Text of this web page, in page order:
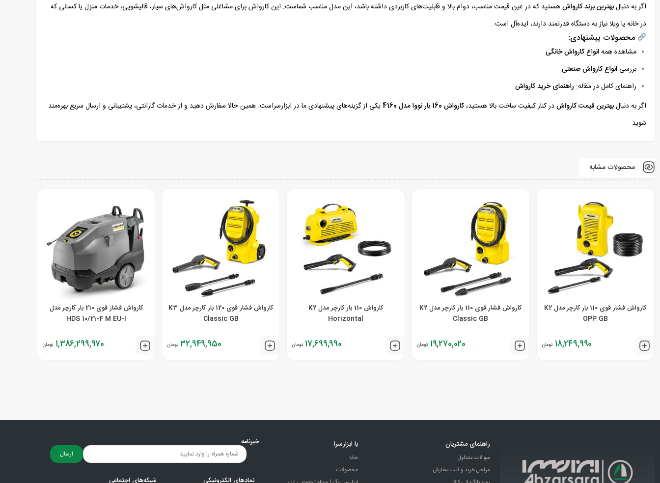
اگر به دنبالبهترین برند کارواشهستید که در عین قیمت مناسب، دوام بالا و قابلیت‌های کاربردی داشته باشد، این مدل مناسب شماست. این کارواش برای مشاغلی مثل کارواش‌های سیار، قالیشویی، خدمات منزل یا کسانی که
در خانه یا ویلا نیاز به دستگاه قدرتمند دارند، ایده‌آل است.
محصولات پیشنهادی:
مشاهده همهانواع کارواش خانگی
بررسی انواع کارواش صنعتی
راهنمای کامل در مقاله: راهنمای خرید کارواش
اگر به دنبالبهترین قیمت کارواشدر کنار کیفیت ساخت بالا هستید،کارواش 160 بار نووا مدل 4160
یکی از گزینه‌های پیشنهادی ما در ابزارسراست. همین حالا سفارش دهید و از خدمات گارانتی، پشتیبانی و ارسال سریع بهره‌مند
شوید.
محصولات مشابه
کارواش فشار قوی 110 بار کارچر مدل K2
OPP GB
18,249,990 تومان
کارواش فشار قوی 110 بار کارچر مدل K2
Classic GB
19,270,020 تومان
کارواش 110 بار کارچر مدل K2
Horizontal
17,699,990 تومان
کارواش فشار قوی 120 بار کارچر مدل K3
Classic GB
32,949,950 تومان
کارواش فشار قوی 210 بار کارچر مدل
HDS 10/21-4 M EU-I
1,386,299,970 تومان
راهنمای مشتریان
سوالات متداول
مراحل خرید و ثبت سفارش
با ابزارسرا
خانه
محصولات
خبرنامه
ارسال
نمادهای الکترونیکی شبکه‌های اجتماعی